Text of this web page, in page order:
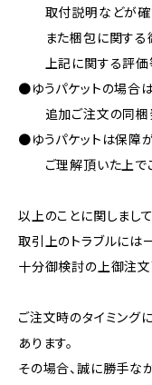
取付説明などが確認
また梱包に関する
上記に関する評価
●ゆうパケットの場合
追加ご注文の同梱発
●ゆうパケットは保障
ご理解頂いた上でご
以上のことに関しまし
取引上のトラブルには
十分御検討の上御注文
ご注文時のタイミング
あります。
その場合、誠に勝手な